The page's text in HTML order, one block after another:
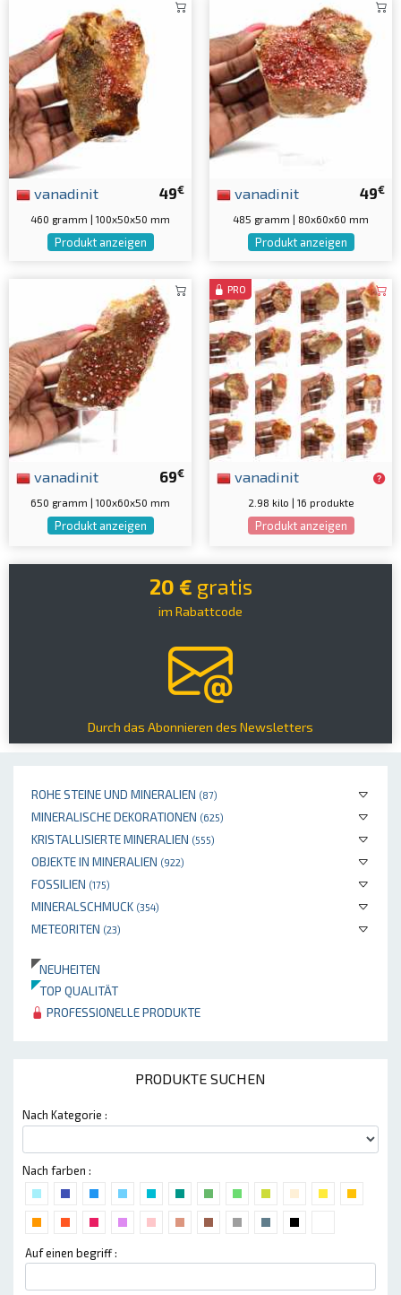
ROHE STEINE UND MINERALIEN (87)
MINERALISCHE DEKORATIONEN (625)
KRISTALLISIERTE MINERALIEN (555)
OBJEKTE IN MINERALIEN (922)
FOSSILIEN (175)
MINERALSCHMUCK (354)
METEORITEN (23)
NEUHEITEN
TOP QUALITÄT
PROFESSIONELLE PRODUKTE
PRODUKTE SUCHEN
Nach Kategorie :
Nach farben :
Auf einen begriff :
49€
vanadinit
460 gramm | 100x50x50 mm
Produkt anzeigen
49€
vanadinit
485 gramm | 80x60x60 mm
Produkt anzeigen
69€
vanadinit
650 gramm | 100x60x50 mm
Produkt anzeigen
PRO
vanadinit
2.98 kilo | 16 produkte
Produkt anzeigen
20 € gratis
im Rabattcode
Durch das Abonnieren des Newsletters